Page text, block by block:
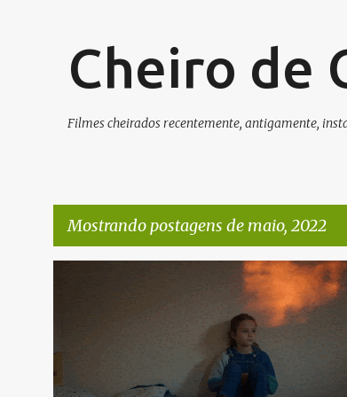
Cheiro de
Filmes cheirados recentemente, antigamente,
Mostrando postagens de maio, 2022
t
a